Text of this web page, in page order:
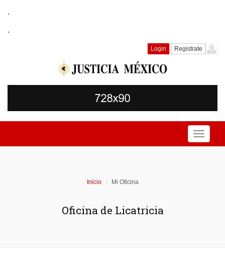
.
.
Login Registrate
Toggle
Inicio Mi Oficina
Oficina de Licatricia